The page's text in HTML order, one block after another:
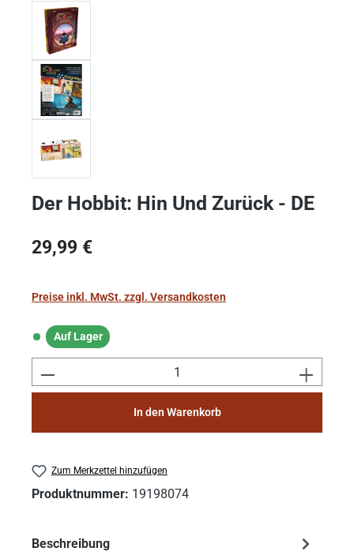
Der Hobbit: Hin Und Zurück - DE
Regulärer Preis:
29,99 €
Preise inkl. MwSt. zzgl. Versandkosten
Auf Lager
Auf Lager
Produkt Anzahl: Gib den gewünschten
In den Warenkorb
Zum Merkzettel hinzufügen
Produktnummer: 19198074
Beschreibung